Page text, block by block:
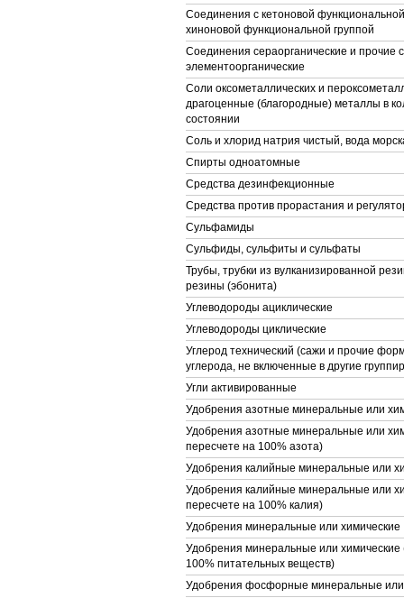
Соединения с кетоновой
хиноновой функциональной группой
Соединения сераорганические и прочие
элементоорганические
Соли оксометаллических и
драгоценные (благородные) металлы в
состоянии
Соль и хлорид натрия чистый, вода
Спирты одноатомные
Средства дезинфекционные
Средства против прорастания и
Сульфамиды
Сульфиды, сульфиты и сульфаты
Трубы, трубки из вулканизированной
резины (эбонита)
Углеводороды ациклические
Углеводороды циклические
Углерод технический (сажи и прочие
углерода, не включенные в другие
Угли активированные
Удобрения азотные минеральные или
Удобрения азотные минеральные или
пересчете на 100% азота)
Удобрения калийные минеральные или
Удобрения калийные минеральные или
пересчете на 100% калия)
Удобрения минеральные или химические
Удобрения минеральные или химические
100% питательных веществ)
Удобрения фосфорные минеральные или